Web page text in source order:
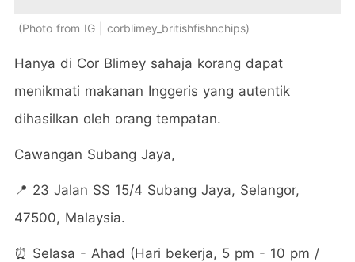
Photo from IG | corblimey_britishfishnchips
Hanya di Cor Blimey sahaja korang dapat
menikmati makanan Inggeris yang autentik
dihasilkan oleh orang tempatan.
Cawangan Subang Jaya,
📍 23 Jalan SS 15/4 Subang Jaya, Selangor,
47500, Malaysia.
⏰ Selasa - Ahad (Hari bekerja, 5 pm - 10 pm /